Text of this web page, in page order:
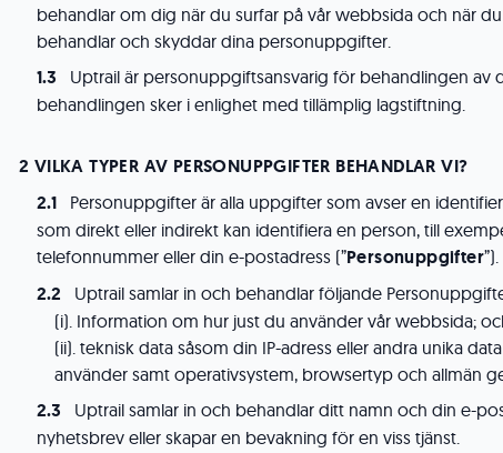
behandlar om dig när du surfar på vår webbsida och när
behandlar och skyddar dina personuppgifter.
Uptrail är personuppgiftsansvarig för behandlingen
behandlingen sker i enlighet med tillämplig lagstiftning.
VILKA TYPER AV PERSONUPPGIFTER BEHANDLAR VI?
Personuppgifter är alla uppgifter som avser en
som direkt eller indirekt kan identifiera en person, till
telefonnummer eller din e-postadress (”Personuppgifter”).
Uptrail samlar in och behandlar följande
(i). Information om hur just du använder vår webbsida;
(ii). teknisk data såsom din IP-adress eller andra unika
använder samt operativsystem, browsertyp och allmän
Uptrail samlar in och behandlar ditt namn och din e-
nyhetsbrev eller skapar en bevakning för en viss tjänst.